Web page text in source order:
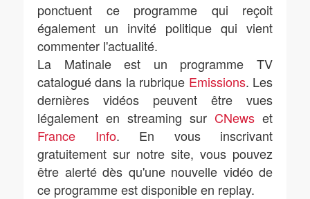
ponctuent ce programme qui reçoit
également un invité politique qui vient
commenter l'actualité.
La Matinale est un programme TV
catalogué dans la rubrique Emissions. Les
dernières vidéos peuvent être vues
légalement en streaming sur CNews et
France Info. En vous inscrivant
gratuitement sur notre site, vous pouvez
être alerté dès qu'une nouvelle vidéo de
ce programme est disponible en replay.